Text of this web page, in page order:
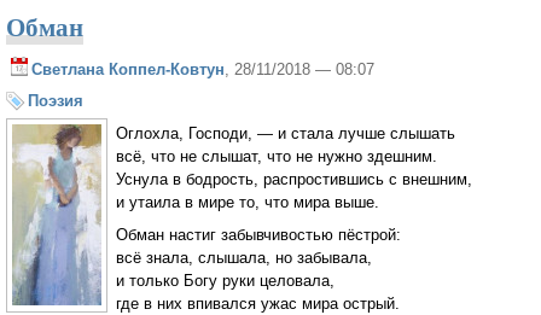
Обман
Светлана Коппел-Ковтун , 28/11/2018 — 08:07
Поэзия
Оглохла, Господи, — и стала лучше слышать
всё, что не слышат, что не нужно здешним.
Уснула в бодрость, распростившись с внешним,
и утаила в мире то, что мира выше.
Обман настиг забывчивостью пёстрой:
всё знала, слышала, но забывала,
и только Богу руки целовала,
где в них впивался ужас мира острый.